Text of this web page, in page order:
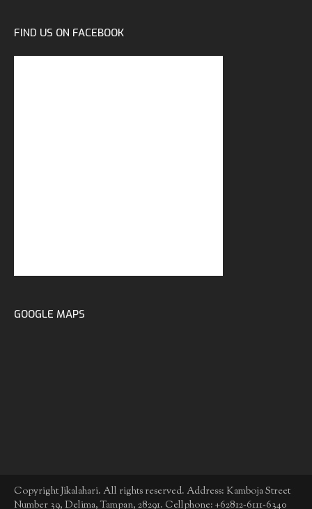
FIND US ON FACEBOOK
GOOGLE MAPS
Copyright Jikalahari. All rights reserved. Address: Kamboja Street
Number 39, Delima, Tampan, 28291. Cellphone: +62812-6111-6340